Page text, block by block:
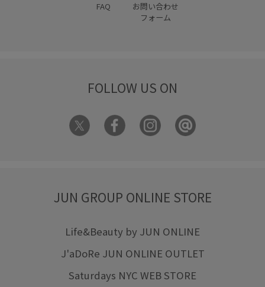
FAQ
お問い合わせ
フォーム
FOLLOW US ON
JUN GROUP ONLINE STORE
Life&Beauty by JUN ONLINE
J'aDoRe JUN ONLINE OUTLET
Saturdays NYC WEB STORE